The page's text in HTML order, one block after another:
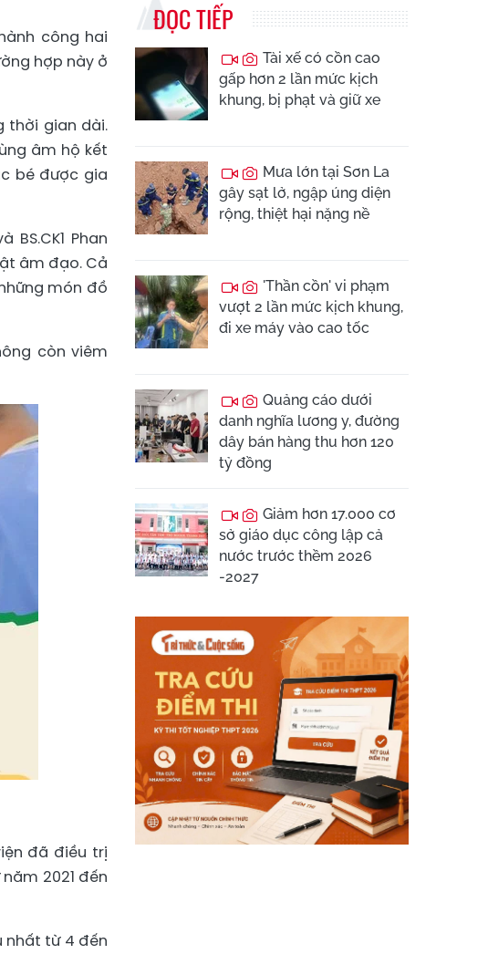
công hai
hợp này ở
thời gian dài.
âm hộ kết
bé được gia
Phan
âm đạo. Cả
món đồ
còn viêm
đã điều trị
2021 đến
nhất từ 4 đến
ĐỌC TIẾP
Tài xế có cồn cao
gấp hơn 2 lần mức kịch
khung, bị phạt và giữ xe
Mưa lớn tại Sơn La
gây sạt lở, ngập úng diện
rộng, thiệt hại nặng nề
'Thần cồn' vi phạm
vượt 2 lần mức kịch khung,
đi xe máy vào cao tốc
Quảng cáo dưới
danh nghĩa lương y, đường
dây bán hàng thu hơn 120
tỷ đồng
Giảm hơn 17.000 cơ
sở giáo dục công lập cả
nước trước thềm 2026
-2027